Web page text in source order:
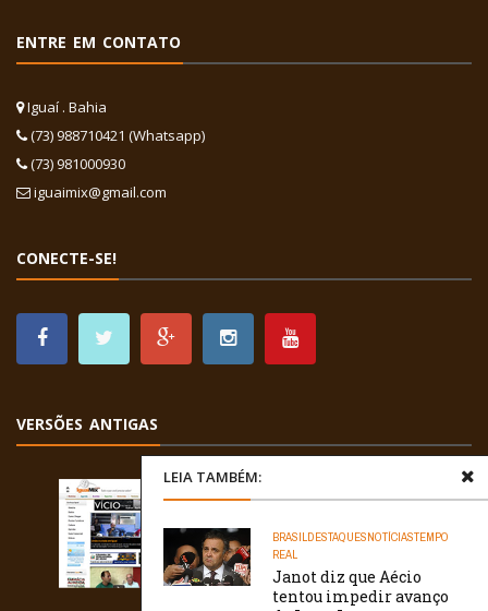
LEIA TAMBÉM:
BRASILDESTAQUESNOTÍCIASTEMPO
REAL
Janot diz que Aécio
tentou impedir avanço
ENTRE EM CONTATO
Iguaí . Bahia
(73) 988710421 (Whatsapp)
(73) 981000930
iguaimix@gmail.com
CONECTE-SE!
VERSÕES ANTIGAS